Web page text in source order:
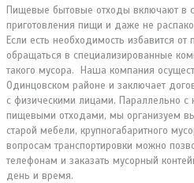
Пищевые бытовые отходы включают в
приготовления пищи и даже не
Если есть необходимость избавится
обращаться в специализированные
такого мусора. Наша компания
Одинцовском районе и заключает
с физическими лицами. Параллельно
пищевыми отходами, мы организуем
старой мебели, крупногабаритного
вопросам транспортировки можно
телефонам и заказать мусорный
день и время.